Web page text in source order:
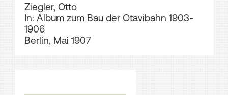
Ziegler, Otto
In: Album zum Bau der Otavibahn 1903-
1906
Berlin, Mai 1907